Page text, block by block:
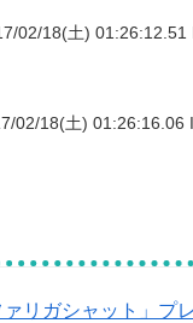
02/18(土)
02/18(土) 01:26:16.06
リガシャット」プ